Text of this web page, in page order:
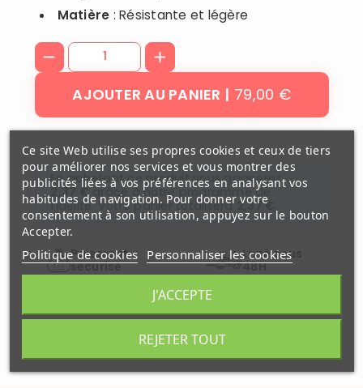
Matière : Résistante et légère
79,00 €
AJOUTER AU PANIER
En achetant ce produit vous gagnerez
2,37 €grâce à notre programme de
fidélité. Votre panier totalisera 2,37 €
Paiement
securisé
Livré sous
48H
Disponible
Votre commande sera expédiée
Samedi 08 aout
Ce site Web utilise ses propres cookies et ceux de tiers
pour améliorer nos services et vous montrer des
publicités liées à vos préférences en analysant vos
habitudes de navigation. Pour donner votre
consentement à son utilisation, appuyez sur le bouton
Accepter.
Politique de cookies Personnaliser les cookies
REJETER TOUT
J'ACCEPTE